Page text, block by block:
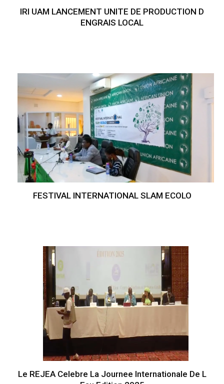
IRI UAM LANCEMENT UNITE DE PRODUCTION D
ENGRAIS LOCAL
FESTIVAL INTERNATIONAL SLAM ECOLO
Le REJEA Celebre La Journee Internationale De L